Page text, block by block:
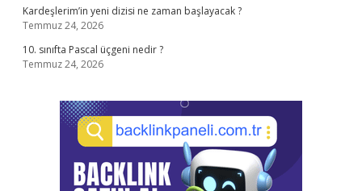
Kardeşlerim’in yeni dizisi ne zaman başlayacak ?
Temmuz 24, 2026
10. sınıfta Pascal üçgeni nedir ?
Temmuz 24, 2026